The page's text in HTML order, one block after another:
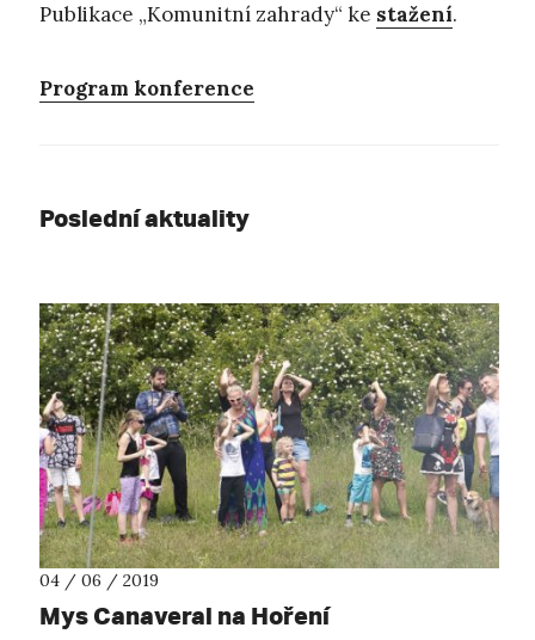
Publikace „Komunitní zahrady“ ke stažení.
Program konference
Poslední aktuality
04 / 06 / 2019
Mys Canaveral na Hoření